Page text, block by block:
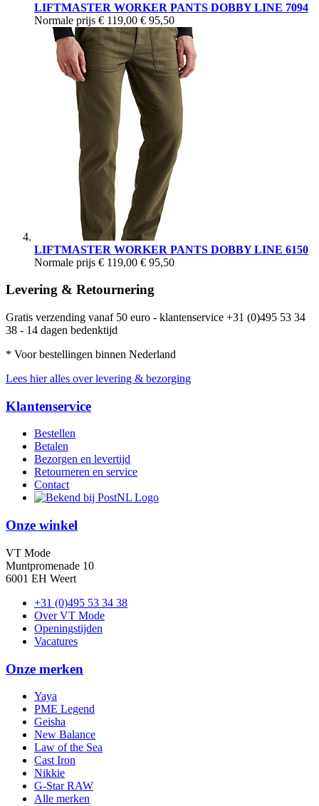
LIFTMASTER WORKER PANTS DOBBY LINE 7094
Normale prijs € 119,00 € 95,50
LIFTMASTER WORKER PANTS DOBBY LINE 6150
Normale prijs € 119,00 € 95,50
Levering & Retournering
Gratis verzending vanaf 50 euro - klantenservice +31 (0)495 53 34
38 - 14 dagen bedenktijd
* Voor bestellingen binnen Nederland
Lees hier alles over levering & bezorging
Klantenservice
Bestellen
Betalen
Bezorgen en levertijd
Retourneren en service
Contact
Onze winkel
VT Mode
Muntpromenade 10
6001 EH Weert
+31 (0)495 53 34 38
Over VT Mode
Openingstijden
Vacatures
Onze merken
Yaya
PME Legend
Geisha
New Balance
Law of the Sea
Cast Iron
Nikkie
G-Star RAW
Alle merken